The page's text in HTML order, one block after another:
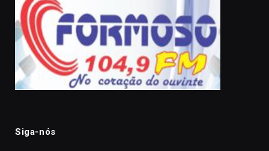
Siga-nós